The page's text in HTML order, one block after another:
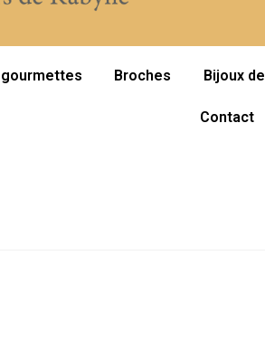
Broches Bijoux
Contact